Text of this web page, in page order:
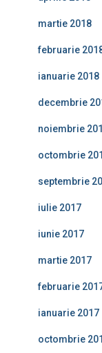
martie 2018
februarie
ianuarie 2018
decembrie
noiembrie
octombrie
septembrie
iulie 2017
iunie 2017
martie 2017
februarie
ianuarie 2017
octombrie